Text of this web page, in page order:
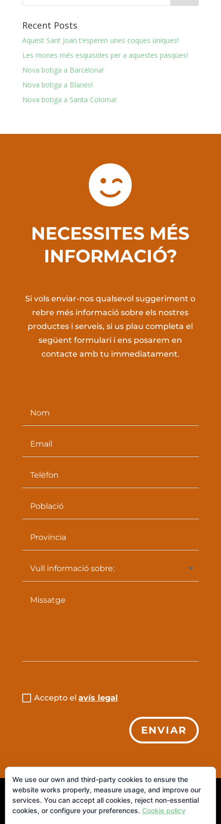
Recent Posts
Aquest Sant Joan t’esperen unes coques úniques!
Les mones més esquisides per a aquestes pasqües!
Nova botiga a Barcelona!
Nova botiga a Blanes!
Nova botiga a Santa Coloma!

NECESSITES MÉS
INFORMACIÓ?
Si vols enviar-nos qualsevol suggeriment o
rebre més informació sobre els nostres
productes i serveis, si us plau completa el
següent formulari i ens posarem en
contacte amb tu immediatament.
Accepto elavís legal
ENVIAR
© 2026 IAIANITA. S.L. ·Aviso Legal| Política de
Privacidad|Política de Cookies
We use our own and third-party cookies to ensure the
website works properly, measure usage, and improve our
services. You can accept all cookies, reject non-essential
cookies, or configure your preferences. Cookie policy